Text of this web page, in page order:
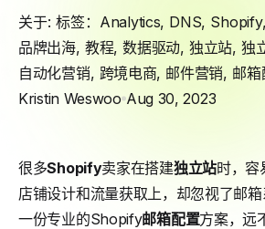
关于: 标签： Analytics, DNS, Shopify,
品牌出海, 教程,数据驱动,独立站,独
自动化营销, 跨境电商, 邮件营销, 邮箱
Kristin Weswoo Aug 30, 2023
很多Shopify卖家在搭建独立站时，容
店铺设计和流量获取上，却忽视了邮箱
一份专业的Shopify邮箱配置方案，远